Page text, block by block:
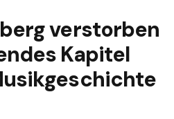
verstorben
Kapitel